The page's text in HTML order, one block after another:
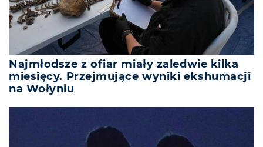
Najmłodsze z ofiar miały zaledwie kilka
miesięcy. Przejmujące wyniki ekshumacji
na Wołyniu